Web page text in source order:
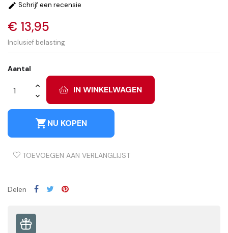
 Schrijf een recensie
€ 13,95
Inclusief belasting
Aantal
IN WINKELWAGEN
shopping_cartNU KOPEN
TOEVOEGEN AAN VERLANGLIJST
Delen